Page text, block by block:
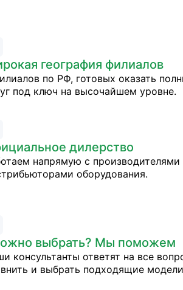
география филиалов
по РФ, готовых оказать
под ключ на высочайшем уровне.
дилерство
напрямую с
оборудования.
выбрать? Мы поможем
консультанты ответят на все
и выбрать подходящие